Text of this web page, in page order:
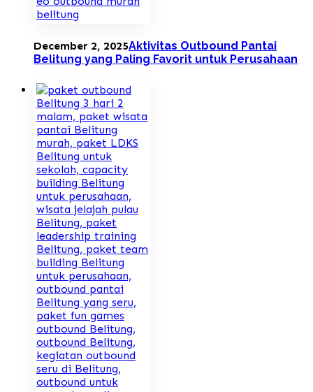
December 2, 2025Aktivitas Outbound Pantai
Belitung yang Paling Favorit untuk Perusahaan